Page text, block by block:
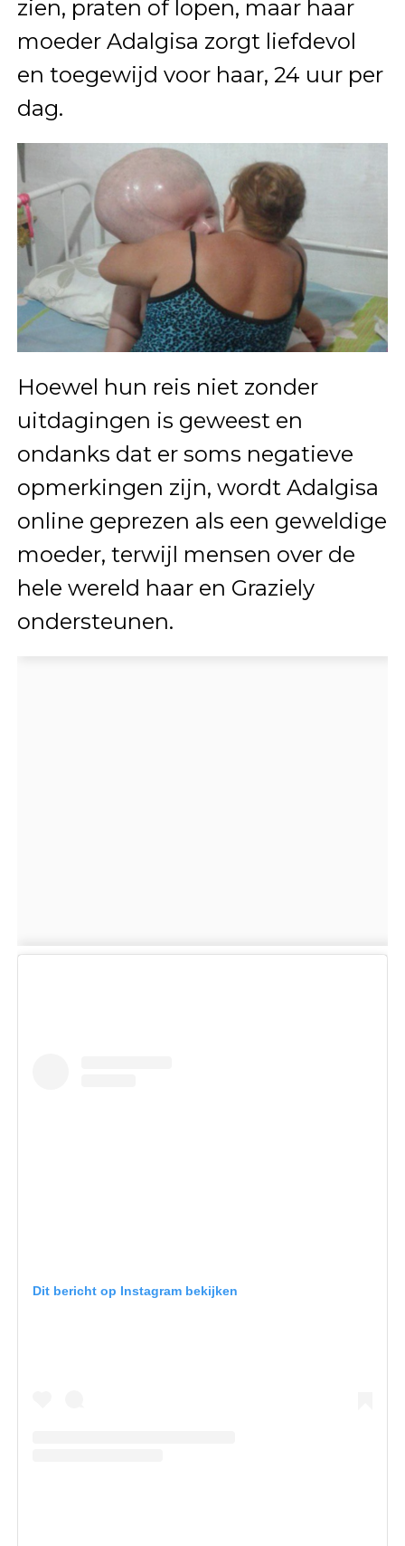
zien, praten of lopen, maar haar
moeder Adalgisa zorgt liefdevol
en toegewijd voor haar, 24 uur per
dag.
Hoewel hun reis niet zonder
uitdagingen is geweest en
ondanks dat er soms negatieve
opmerkingen zijn, wordt Adalgisa
online geprezen als een geweldige
moeder, terwijl mensen over de
hele wereld haar en Graziely
ondersteunen.
Dit bericht op Instagram bekijken